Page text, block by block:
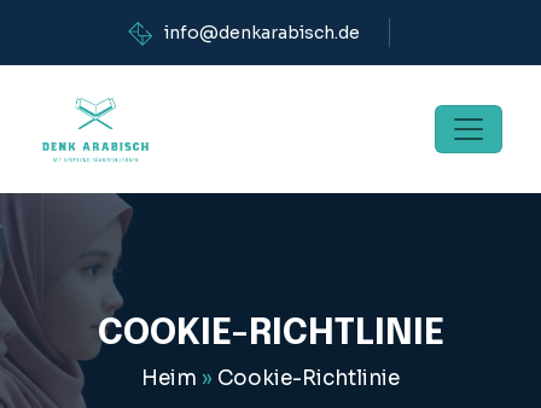
info@denkarabisch.de
COOKIE-RICHTLINIE
Heim » Cookie-Richtlinie